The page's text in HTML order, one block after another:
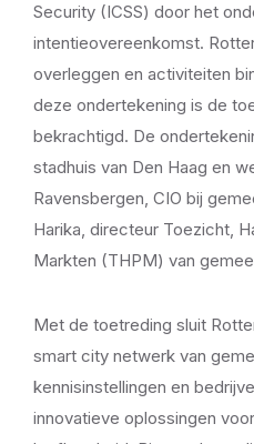
Security (ICSS) door het
intentieovereenkomst.
overleggen en activiteiten
deze ondertekening is de
bekrachtigd. De
stadhuis van Den Haag en
Ravensbergen, CIO bij
Harika, directeur Toezicht,
Markten (THPM) van
Met de toetreding sluit
smart city netwerk van
kennisinstellingen en
innovatieve oplossingen